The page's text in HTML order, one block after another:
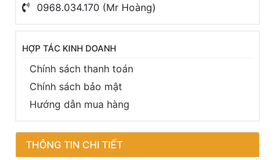
0968.034.170 (Mr Hoàng)
HỢP TÁC KINH DOANH
Chính sách thanh toán
Chính sách bảo mật
Hướng dẫn mua hàng
THÔNG TIN CHI TIẾT